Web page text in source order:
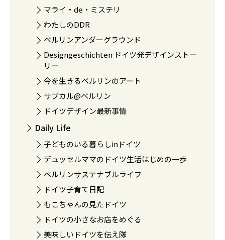
マライ・de・ミステリ
わたしのDDR
ベルリンアンダーグラウンド
Designgeschichten ドイツ発デザインストー
リー
今を生きるベルリンのアート
サブカル@ベルリン
ドイツデザイン最新事情
Daily Life
子どものいる暮らしinドイツ
デュッセルママのドイツ生活はじめの一歩
ベルリンサステナブルライフ
ドイツ子育て日記
もこちゃんの見たドイツ
ドイツの小さなお店をめぐる
美味しいドイツを伝え隊